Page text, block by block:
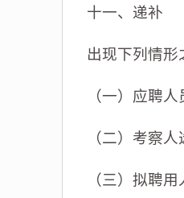
十一、递补
出现下列情
（一）应聘
（二）考察
（三）拟聘